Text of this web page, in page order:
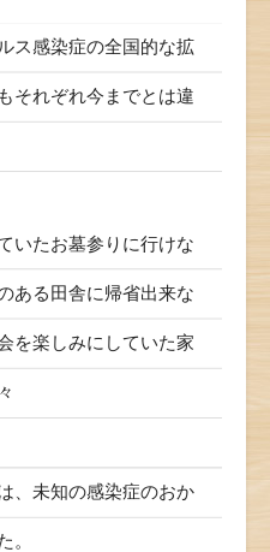
ス感染症の全国的な拡
それぞれ今までとは違
いたお墓参りに行けな
ある田舎に帰省出来な
を楽しみにしていた家
、未知の感染症のおか
。